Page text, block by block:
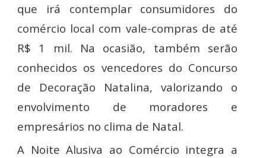
que irá contemplar consumidores do
comércio local com vale-compras de até
R$ 1 mil. Na ocasião, também serão
conhecidos os vencedores do Concurso
de Decoração Natalina, valorizando o
envolvimento de moradores e
empresários no clima de Natal.
A Noite Alusiva ao Comércio integra a